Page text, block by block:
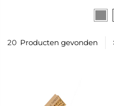
20 Producten gevonden